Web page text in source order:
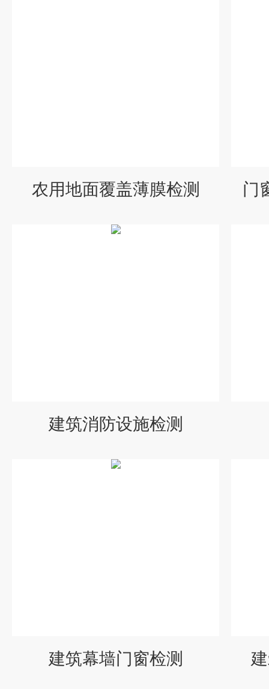
农用地面覆盖薄膜检测 门
建筑消防设施检测
建筑幕墙门窗检测